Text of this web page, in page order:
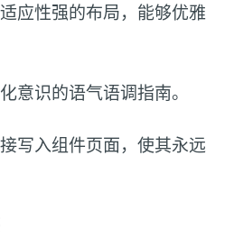
应性强的布局，能够优雅
意识的语气语调指南。
写入组件页面，使其永远